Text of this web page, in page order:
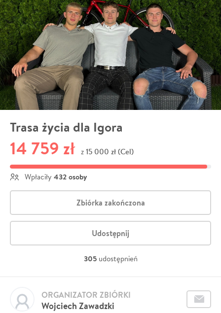
Trasa życia dla Igora
14 759 zł z 15 000 zł (Cel)
Wpłaciły 432 osoby
Zbiórka zakończona
Udostępnij
305 udostępnień
Wojciech Zawadzki
ORGANIZATOR ZBIÓRKI